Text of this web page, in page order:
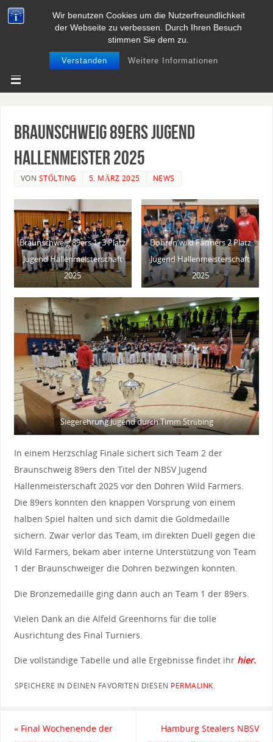
Wir benutzen Cookies um die Nutzerfreundlichkeit
der Webseite zu verbessen. Durch Ihren Besuch
stimmen Sie dem zu.
Verstanden Weitere Informationen
BASEBALL UND SOFTBALL IN
NIEDERSACHSEN
Braunschweig 89ers Jugend
Hallenmeister 2025
VON STÖLTING 5. MÄRZ 2025 NEWS
Braunschweig 89ers 1+3 Platz
Jugend Hallenmeisterschaft
2025
Dohren wild Farmers 2 Platz
Jugend Hallenmeisterschaft
2025
Siegerehrung Jugend durch Timm Strübing
In einem Herzschlag Finale sichert sich Team 2 der
Braunschweig 89ers den Titel der NBSV Jugend
Hallenmeisterschaft 2025 vor den Dohren Wild Farmers.
Die 89ers konnten den knappen Vorsprung von einem
halben Spiel halten und sich damit die Goldmedaille
sichern. Zwar verlor das Team, im direkten Duell gegen die
Wild Farmers, bekam aber interne Unterstützung von Team
1 der Braunschweiger die Dohren bezwingen konnten.
Die Bronzemedaille ging dann auch an Team 1 der 89ers.
Vielen Dank an die Alfeld Greenhorns für die tolle
Ausrichtung des Final Turniers.
Die vollständige Tabelle und alle Ergebnisse findet ihr hier.
SPEICHERE IN DEINEN FAVORITEN DIESEN PERMALINK.
«Final Wochenende der
Hamburg Stealers NBSV